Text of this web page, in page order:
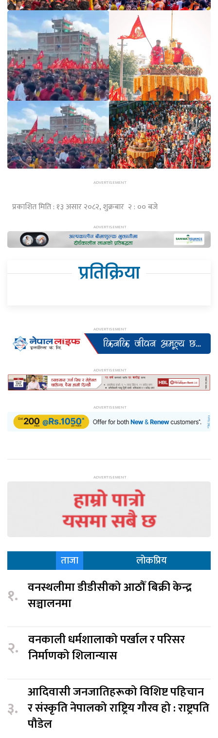
प्रकाशित मिति : १३ असार २०८२, शुक्रबार २ : ०० बजे
प्रतिक्रिया
ताजा लोकप्रिय
१. वनस्थलीमा डीडीसीको आठौँ बिक्री केन्द्र
सञ्चालनमा
२. वनकाली धर्मशालाको पर्खाल र परिसर
निर्माणको शिलान्यास
३.
आदिवासी जनजातिहरूको विशिष्ट पहिचान
र संस्कृति नेपालको राष्ट्रिय गौरव हो : राष्ट्रपति
पौडेल